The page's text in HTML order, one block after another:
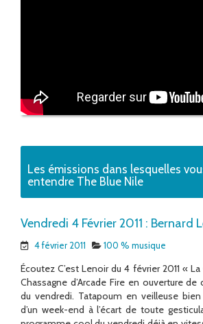
Les émissions dans lesquelles
entendre The Blue Nile
Vendredi 4 Février 2011 : Bernard
4 février 2011 100 % musique
Écoutez C’est Lenoir du 4 février 2011 «
Chassagne d’Arcade Fire en ouverture
du vendredi. Tatapoum en veilleuse
d’un week-end à l’écart de toute